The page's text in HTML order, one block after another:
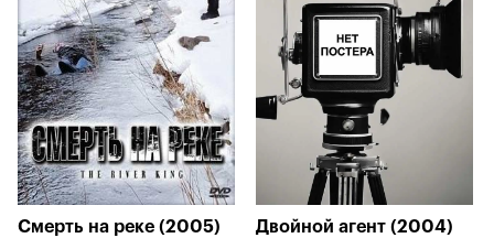
Смерть на реке (2005) Двойной агент (2004)